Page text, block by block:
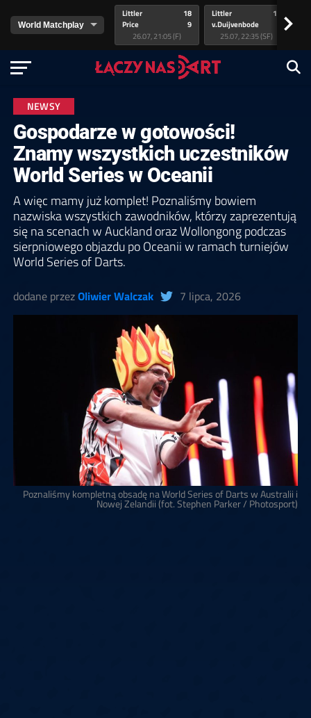
Littler
Price
18
9
26.07, 21:05 (F)
Littler
v.Duijvenbode
17
25.07, 22:35 (SF)
>
NEWSY
Gospodarze w gotowości!
Znamy wszystkich uczestników
World Series w Oceanii
A więc mamy już komplet! Poznaliśmy bowiem
nazwiska wszystkich zawodników, którzy zaprezentują
się na scenach w Auckland oraz Wollongong podczas
sierpniowego objazdu po Oceanii w ramach turniejów
World Series of Darts.
dodane przezOliwier Walczak 7 lipca, 2026
Poznaliśmy kompletną obsadę na World Series of Darts w Australii i
Nowej Zelandii (fot. Stephen Parker / Photosport)